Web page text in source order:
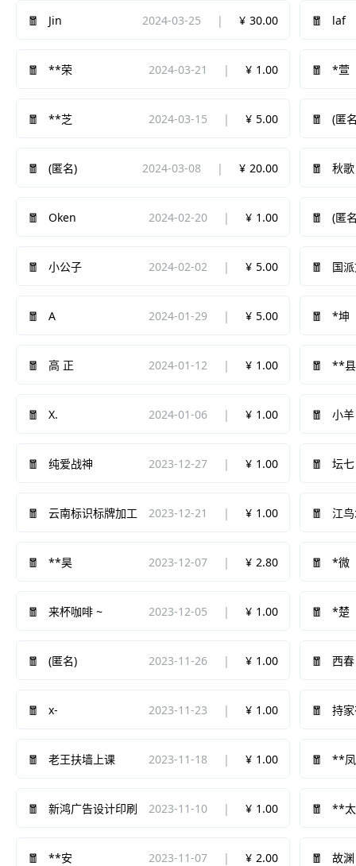
Jin 2024-03-25 30.00 laf
**荣 2024-03-21 1.00 *萱
**芝 2024-03-15 5.00 (匿
(匿名) 2024-03-08 20.00 秋歌
Oken 2024-02-20 1.00 (匿
小公子 2024-02-02 5.00 国
A 2024-01-29 5.00 *坤
高 正 2024-01-12 1.00 **县
X. 2024-01-06 1.00 小
纯爱战神 2023-12-27 1.00 坛七
云南标识标牌加工 2023-12-21 1.00 江
**昊 2023-12-07 2.80 *微
来杯咖啡 ~ 2023-12-05 1.00 *楚
(匿名) 2023-11-26 1.00 西春
x- 2023-11-23 1.00 持
老王扶墙上课 2023-11-18 1.00 **凤
新鸿广告设计印刷 2023-11-10 1.00 **太
**安 2023-11-07 2.00 故渊